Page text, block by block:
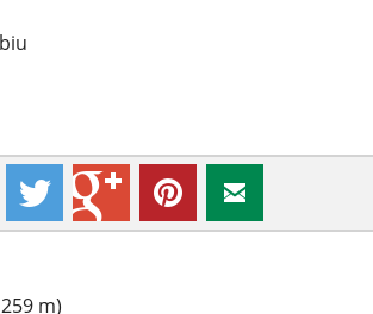
m)